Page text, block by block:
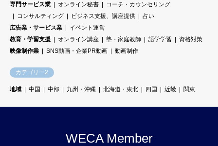
専門サービス業
オンライン秘書
コーチ・カウンセリング
コンサルティング
ビジネス支援、講座提供
占い
広告業・サービス業
イベント運営
教育・学習支援
オンライン講座 塾・家庭教師 語学学習
資格対策
映像制作業
SNS動画・企業PR動画 動画制作
カテゴリー2
地域 中国 中部 九州・沖縄 北海道・東北 四国 近畿 関東
WECA Member